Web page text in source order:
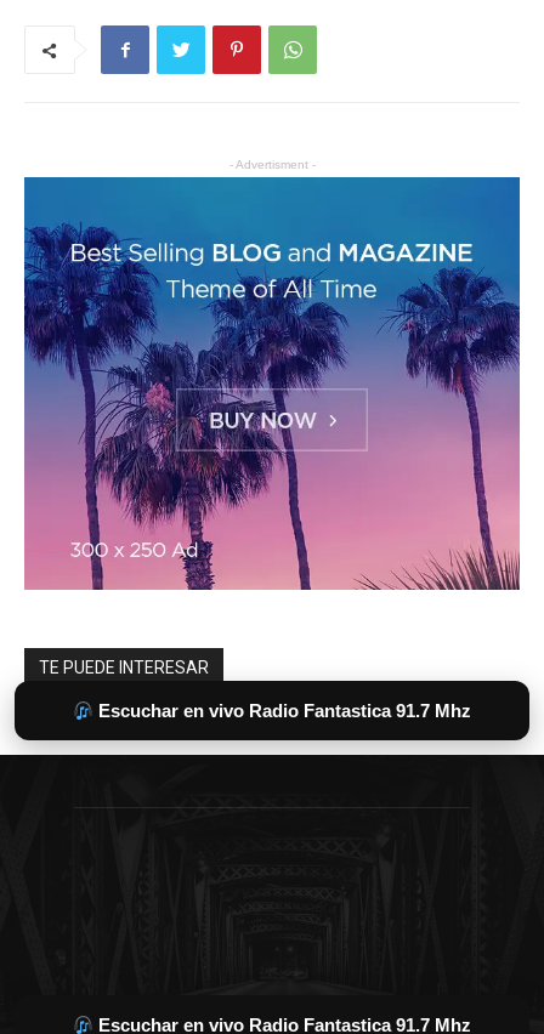
Escuchar en vivo Radio Fantastica 91.7 Mhz